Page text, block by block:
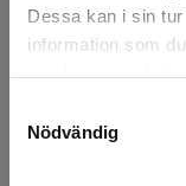
Dessa kan i sin
information som
Nödvändig
Det verkar
Vi erbjuder
att kunna
leder